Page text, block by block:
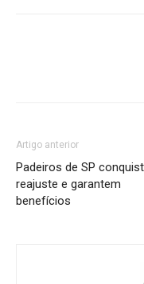
Artigo anterior
Padeiros de SP
reajuste e garantem
benefícios